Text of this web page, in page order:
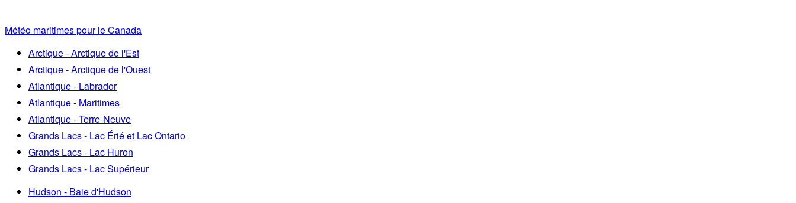
Météo maritimes pour le Canada
Arctique - Arctique de l'Est
Arctique - Arctique de l'Ouest
Atlantique - Labrador
Atlantique - Maritimes
Atlantique - Terre-Neuve
Grands Lacs - Lac Érié et Lac Ontario
Grands Lacs - Lac Huron
Grands Lacs - Lac Supérieur
Hudson - Baie d'Hudson